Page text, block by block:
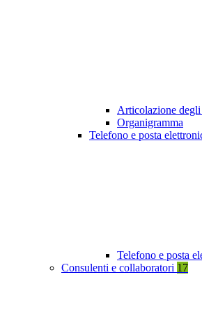
Articolazione
Organigramma
Telefono e posta
Telefono e posta
Consulenti e collaboratori 17